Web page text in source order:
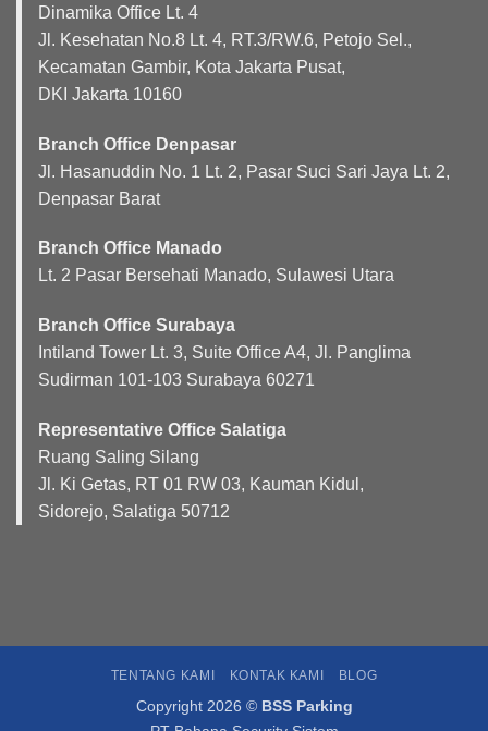
Dinamika Office Lt. 4
Jl. Kesehatan No.8 Lt. 4, RT.3/RW.6, Petojo Sel.,
Kecamatan Gambir, Kota Jakarta Pusat,
DKI Jakarta 10160
Branch Office Denpasar
Jl. Hasanuddin No. 1 Lt. 2, Pasar Suci Sari Jaya Lt. 2,
Denpasar Barat
Branch Office Manado
Lt. 2 Pasar Bersehati Manado, Sulawesi Utara
Branch Office Surabaya
Intiland Tower Lt. 3, Suite Office A4, Jl. Panglima
Sudirman 101-103 Surabaya 60271
Representative Office Salatiga
Ruang Saling Silang
Jl. Ki Getas, RT 01 RW 03, Kauman Kidul,
Sidorejo, Salatiga 50712
TENTANG KAMI KONTAK KAMI BLOG
Copyright 2026 © BSS Parking